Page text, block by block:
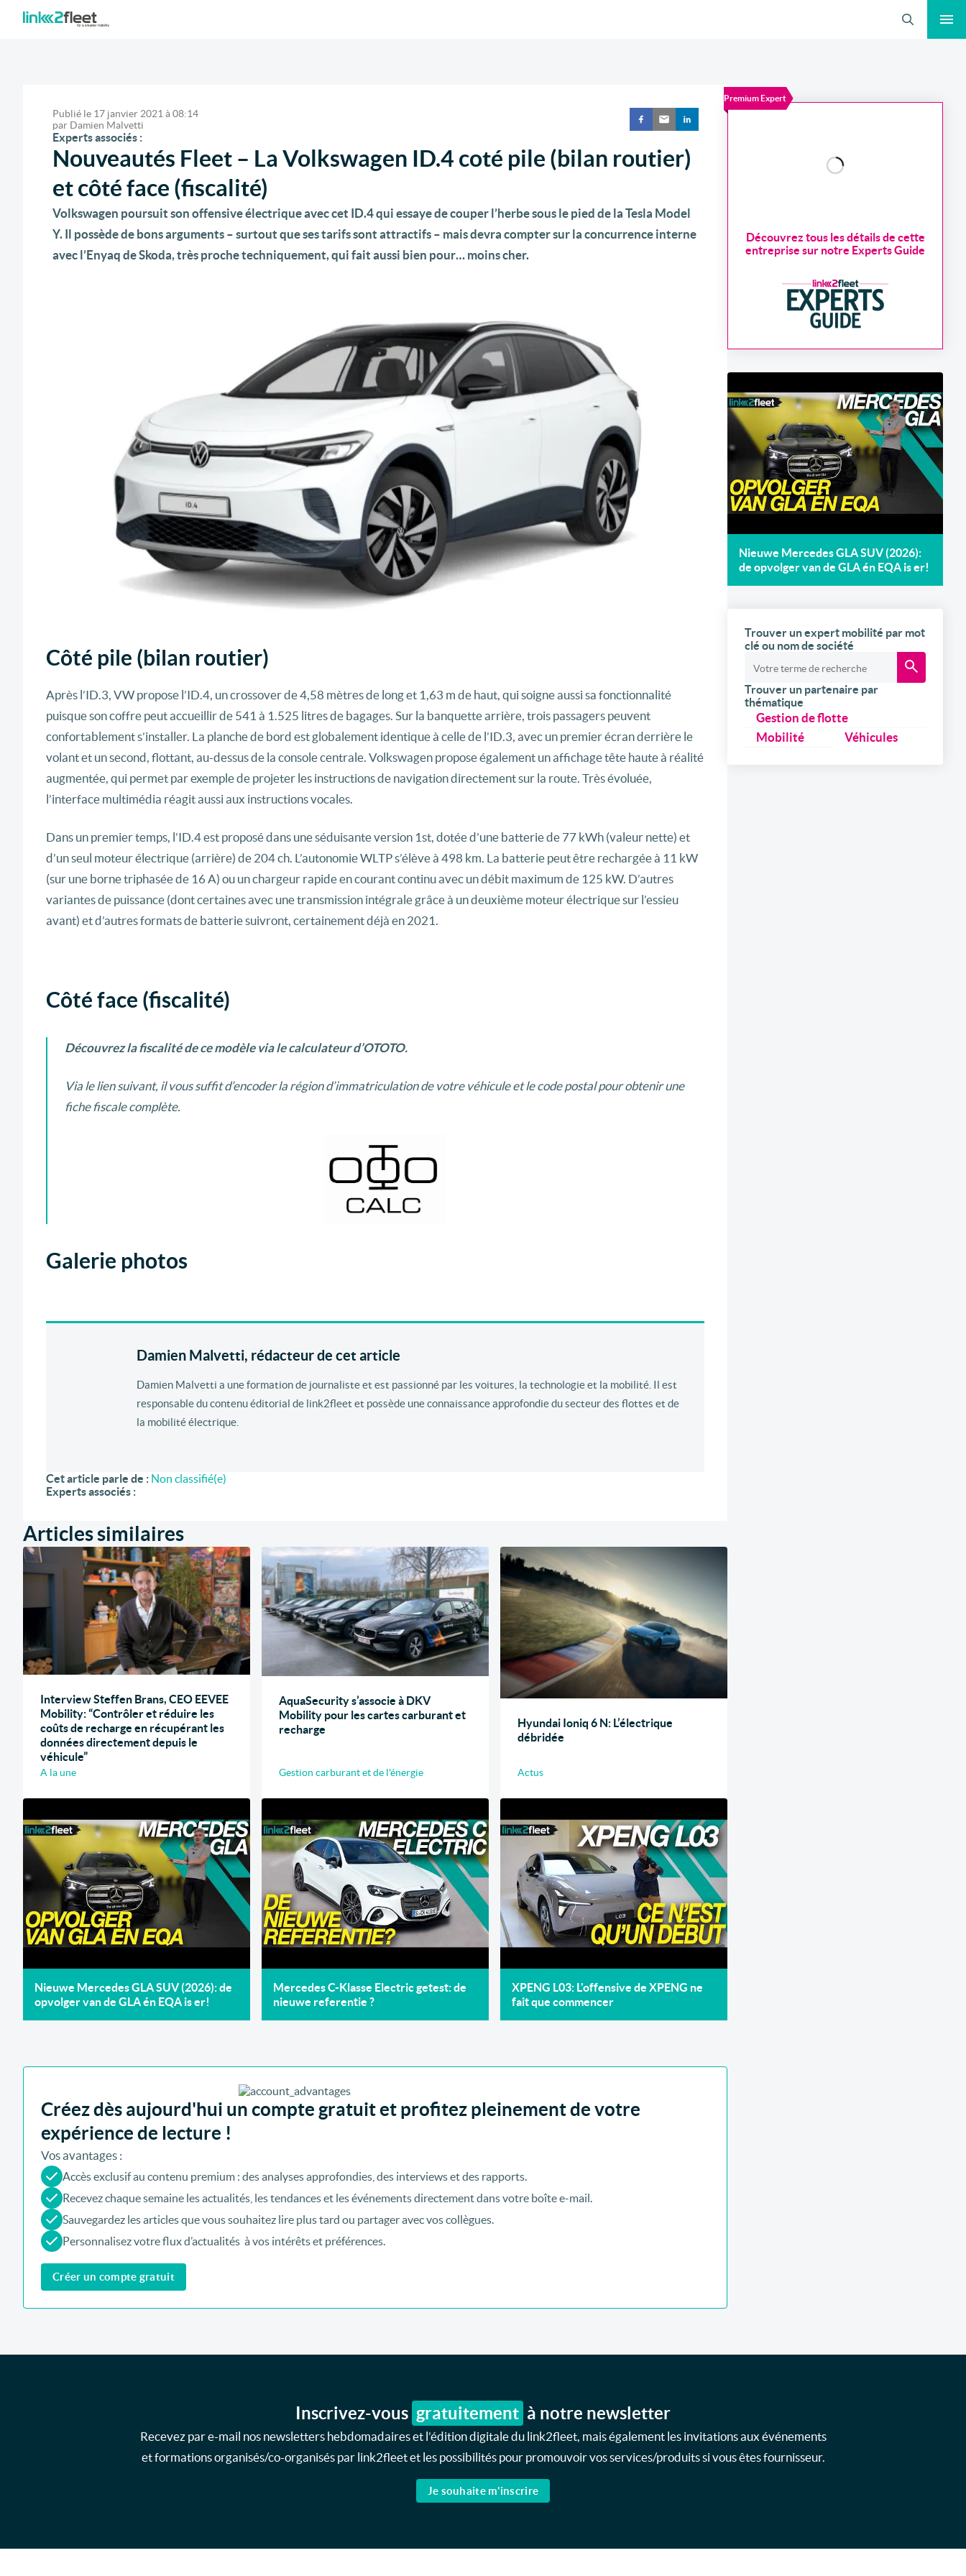
Publié le 17 janvier 2021 à 08:14
par Damien Malvetti
Experts associés :
Nouveautés Fleet – La Volkswagen ID.4 coté pile (bilan routier)
et côté face (fiscalité)
Volkswagen poursuit son offensive électrique avec cet ID.4 qui essaye de couper l’herbe sous le pied de la Tesla Model
Y. Il possède de bons arguments – surtout que ses tarifs sont attractifs – mais devra compter sur la concurrence interne
avec l’Enyaq de Skoda, très proche techniquement, qui fait aussi bien pour… moins cher.
Côté pile (bilan routier)
Après l’ID.3, VW propose l’ID.4, un crossover de 4,58 mètres de long et 1,63 m de haut, qui soigne aussi sa fonctionnalité
puisque son coffre peut accueillir de 541 à 1.525 litres de bagages. Sur la banquette arrière, trois passagers peuvent
confortablement s’installer. La planche de bord est globalement identique à celle de l’ID.3, avec un premier écran derrière le
volant et un second, flottant, au-dessus de la console centrale. Volkswagen propose également un affichage tête haute à réalité
augmentée, qui permet par exemple de projeter les instructions de navigation directement sur la route. Très évoluée,
l’interface multimédia réagit aussi aux instructions vocales.
Dans un premier temps, l’ID.4 est proposé dans une séduisante version 1st, dotée d’une batterie de 77 kWh (valeur nette) et
d’un seul moteur électrique (arrière) de 204 ch. L’autonomie WLTP s’élève à 498 km. La batterie peut être rechargée à 11 kW
(sur une borne triphasée de 16 A) ou un chargeur rapide en courant continu avec un débit maximum de 125 kW. D’autres
variantes de puissance (dont certaines avec une transmission intégrale grâce à un deuxième moteur électrique sur l’essieu
avant) et d’autres formats de batterie suivront, certainement déjà en 2021.
Côté face (fiscalité)
Découvrez la fiscalité de ce modèle via le calculateur d’OTOTO.
Via le lien suivant, il vous suffit d’encoder la région d’immatriculation de votre véhicule et le code postal pour obtenir une
fiche fiscale complète.
Galerie photos
Damien Malvetti, rédacteur de cet article
Damien Malvetti a une formation de journaliste et est passionné par les voitures, la technologie et la mobilité. Il est
responsable du contenu éditorial de link2fleet et possède une connaissance approfondie du secteur des flottes et de
la mobilité électrique.
Cet article parle de : Non classifié(e)
Experts associés :
Articles similaires
Interview Steffen Brans, CEO EEVEE
Mobility: “Contrôler et réduire les
coûts de recharge en récupérant les
données directement depuis le
véhicule”
A la une
AquaSecurity s’associe à DKV
Mobility pour les cartes carburant et
recharge
Gestion carburant et de l'énergie
Hyundai Ioniq 6 N: L’électrique
débridée
Actus
Nieuwe Mercedes GLA SUV (2026): de
opvolger van de GLA én EQA is er!
Mercedes C-Klasse Electric getest: de
nieuwe referentie ?
XPENG L03: L'offensive de XPENG ne
fait que commencer
Créez dès aujourd'hui un compte gratuit et profitez pleinement de votre
expérience de lecture !
Vos avantages :
Accès exclusif au contenu premium : des analyses approfondies, des interviews et des rapports.
Recevez chaque semaine les actualités, les tendances et les événements directement dans votre boîte e-mail.
Sauvegardez les articles que vous souhaitez lire plus tard ou partager avec vos collègues.
Personnalisez votre flux d’actualités à vos intérêts et préférences.
Créer un compte gratuit
Premium Expert
Découvrez tous les détails de cette
entreprise sur notre Experts Guide
Nieuwe Mercedes GLA SUV (2026):
de opvolger van de GLA én EQA is er!
Trouver un expert mobilité par mot
clé ou nom de société
Trouver un partenaire par
thématique
Gestion de flotte
Mobilité
Véhicules
Inscrivez-vous gratuitement à notre newsletter
Recevez par e-mail nos newsletters hebdomadaires et l’édition digitale du link2fleet, mais également les invitations aux événements
et formations organisés/co-organisés par link2fleet et les possibilités pour promouvoir vos services/produits si vous êtes fournisseur.
Je souhaite m'inscrire